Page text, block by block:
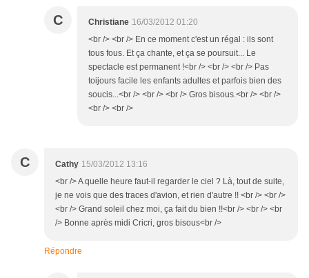
C Christiane 16/03/2012 01:20
<br /> <br /> En ce moment c'est un régal : ils sont
tous fous. Et ça chante, et ça se poursuit... Le
spectacle est permanent !<br /> <br /> <br /> Pas
toijours facile les enfants adultes et parfois bien des
soucis...<br /> <br /> <br /> Gros bisous.<br /> <br />
<br /> <br />
C Cathy 15/03/2012 13:16
<br /> A quelle heure faut-il regarder le ciel ? Là, tout de suite,
je ne vois que des traces d'avion, et rien d'autre !! <br /> <br />
<br /> Grand soleil chez moi, ça fait du bien !!<br /> <br /> <br
/> Bonne après midi Cricri, gros bisous<br />
Répondre